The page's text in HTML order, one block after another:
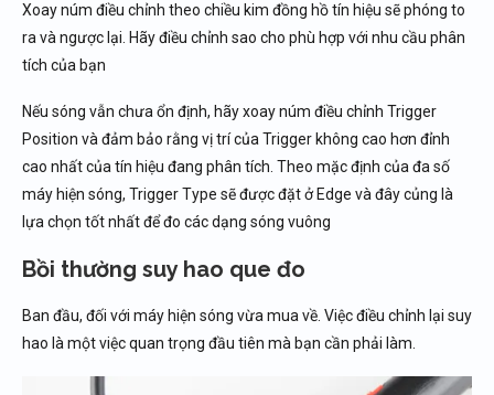
Xoay núm điều chỉnh theo chiều kim đồng hồ tín hiệu sẽ phóng to
ra và ngược lại. Hãy điều chỉnh sao cho phù hợp với nhu cầu phân
tích của bạn
Nếu sóng vẫn chưa ổn định, hãy xoay núm điều chỉnh Trigger
Position và đảm bảo rằng vị trí của Trigger không cao hơn đỉnh
cao nhất của tín hiệu đang phân tích. Theo mặc định của đa số
máy hiện sóng, Trigger Type sẽ được đặt ở Edge và đây củng là
lựa chọn tốt nhất để đo các dạng sóng vuông
Bồi thường suy hao que đo
Ban đầu, đối với máy hiện sóng vừa mua về. Việc điều chỉnh lại suy
hao là một việc quan trọng đầu tiên mà bạn cần phải làm.